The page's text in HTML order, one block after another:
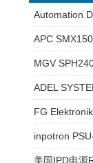
Automation
MGV
ADEL
FG
inpotron
美国IPD电源